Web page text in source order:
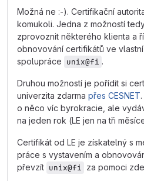
Možná ne :-). Certifikační
komukoli. Jedna z možností
zprovoznit některého klienta a
obnovování certifikátů ve
spolupráce unix@fi .
Druhou možností je pořídit si
univerzita zdarma přes CESNET
o něco víc byrokracie, ale
na jeden rok (LE jen na tři
Certifikát od LE je získatelný s
práce s vystavením a
převzít unix@fi za pomoci